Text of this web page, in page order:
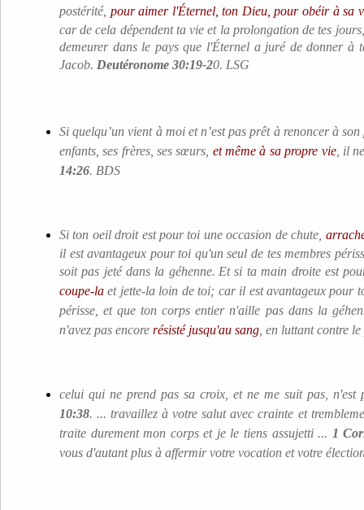
postérité, pour aimer l'Éternel, ton Dieu, pour obéir à sa
car de cela dépendent ta vie et la prolongation de tes
demeurer dans le pays que l'Éternel a juré de donner à
Jacob. Deutéronome 30:19-20. LSG
Si quelqu’un vient à moi et n’est pas prêt à renoncer à son
enfants, ses frères, ses sœurs, et même à sa propre vie, il
14:26. BDS
Si ton oeil droit est pour toi une occasion de chute,
il est avantageux pour toi qu'un seul de tes membres
soit pas jeté dans la géhenne. Et si ta main droite est
coupe-la et jette-la loin de toi; car il est avantageux pour
périsse, et que ton corps entier n'aille pas dans la
n'avez pas encore résisté jusqu'au sang , en luttant contre
celui qui ne prend pas sa croix, et ne me suit pas,
10:38. ... travaillez à votre salut avec crainte et
traite durement mon corps et je le tiens assujetti ... 1
vous d'autant plus à affermir votre vocation et votre